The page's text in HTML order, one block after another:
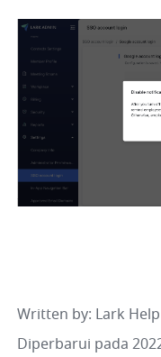
Written by: Lark
Diperbarui pada